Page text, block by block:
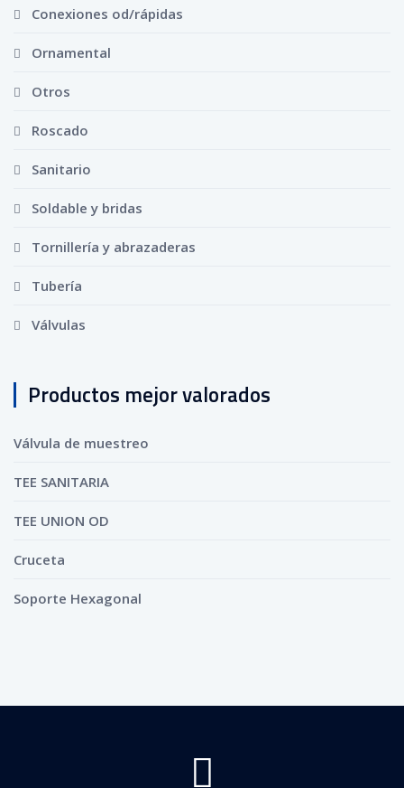
Conexiones od/rápidas
Ornamental
Otros
Roscado
Sanitario
Soldable y bridas
Tornillería y abrazaderas
Tubería
Válvulas
Productos mejor valorados
Válvula de muestreo
TEE SANITARIA
TEE UNION OD
Cruceta
Soporte Hexagonal